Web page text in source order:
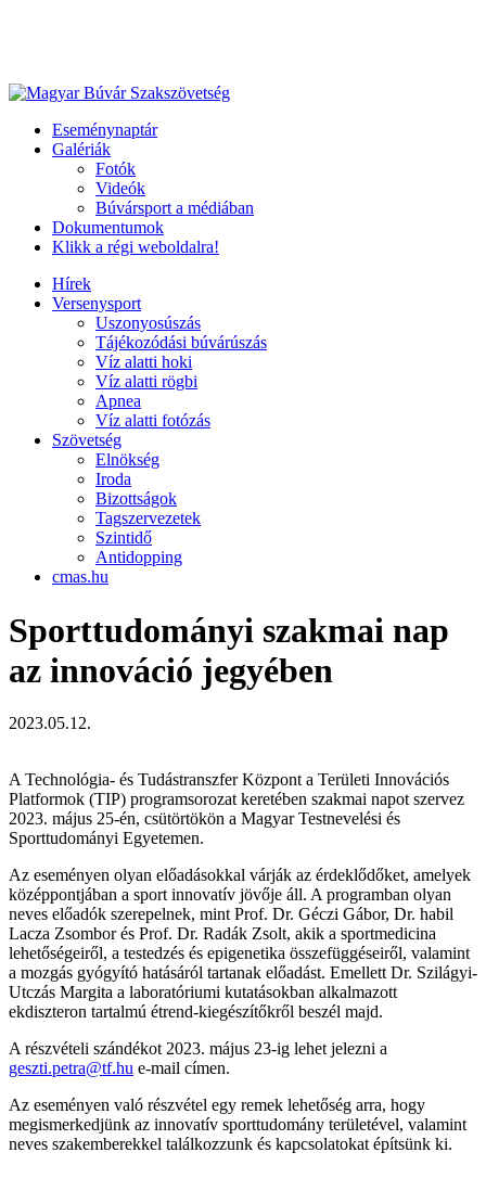
Eseménynaptár
Galériák
Fotók
Videók
Búvársport a médiában
Dokumentumok
Klikk a régi weboldalra!
Hírek
Versenysport
Uszonyosúszás
Tájékozódási búvárúszás
Víz alatti hoki
Víz alatti rögbi
Apnea
Víz alatti fotózás
Szövetség
Elnökség
Iroda
Bizottságok
Tagszervezetek
Szintidő
Antidopping
cmas.hu
Sporttudományi szakmai nap
az innováció jegyében
2023.05.12.
A Technológia- és Tudástranszfer Központ a Területi Innovációs
Platformok (TIP) programsorozat keretében szakmai napot szervez
2023. május 25-én, csütörtökön a Magyar Testnevelési és
Sporttudományi Egyetemen.
Az eseményen olyan előadásokkal várják az érdeklődőket, amelyek
középpontjában a sport innovatív jövője áll. A programban olyan
neves előadók szerepelnek, mint Prof. Dr. Géczi Gábor, Dr. habil
Lacza Zsombor és Prof. Dr. Radák Zsolt, akik a sportmedicina
lehetőségeiről, a testedzés és epigenetika összefüggéseiről, valamint
a mozgás gyógyító hatásáról tartanak előadást. Emellett Dr. Szilágyi-
Utczás Margita a laboratóriumi kutatásokban alkalmazott
ekdiszteron tartalmú étrend-kiegészítőkről beszél majd.
A részvételi szándékot 2023. május 23-ig lehet jelezni a
geszti.petra@tf.hu e-mail címen.
Az eseményen való részvétel egy remek lehetőség arra, hogy
megismerkedjünk az innovatív sporttudomány területével, valamint
neves szakemberekkel találkozzunk és kapcsolatokat építsünk ki.